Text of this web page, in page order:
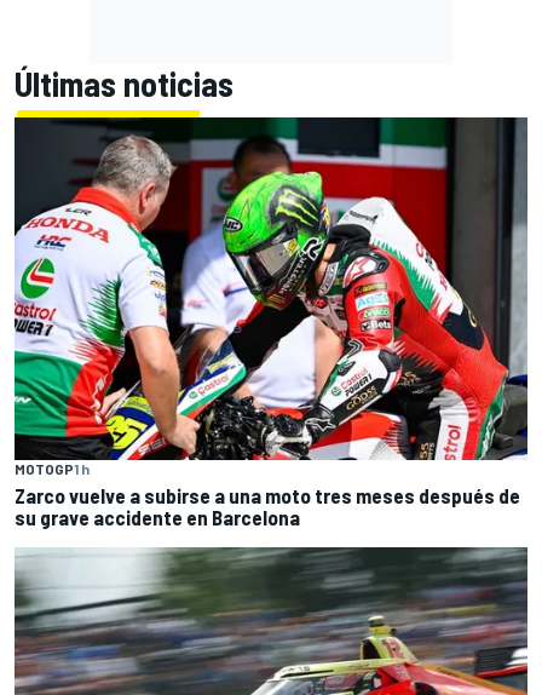
Últimas noticias
MOTOGP1 h
Zarco vuelve a subirse a una moto tres meses después de
su grave accidente en Barcelona